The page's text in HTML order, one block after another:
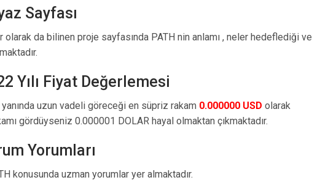
Sayfası
olarak da bilinen proje sayfasında PATH nin anlamı , neler hedeflediği ve
Yılı Fiyat Değerlemesi
uzun vadeli göreceği en süpriz rakam 0.000000 USD olarak
gördüyseniz 0.000001 DOLAR hayal olmaktan çıkmaktadır.
Yorumları
konusunda uzman yorumlar yer almaktadır.